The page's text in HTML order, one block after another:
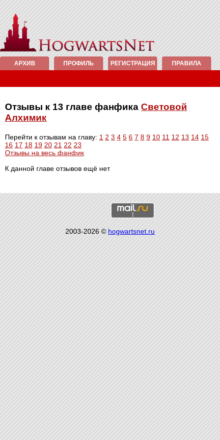
АРХИВ ПРОФИЛЬ РЕГИСТРАЦИЯ ПРАВИЛА
Отзывы к 13 главе фанфика Световой
Алхимик
Перейти к отзывам на главу: 1 2 3 4 5 6 7 8 9 10 11 12 13 14 15
16 17 18 19 20 21 22 23
Отзывы на весь фанфик
К данной главе отзывов ещё нет
2003-2026 ©hogwartsnet.ru